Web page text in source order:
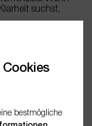
suchst,
Cookies
bestmögliche